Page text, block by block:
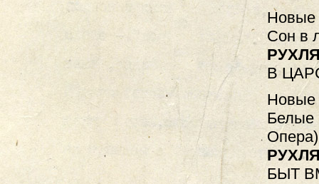
Новые
Сон в
В
Новые
Белые
Опера)
БЫТ